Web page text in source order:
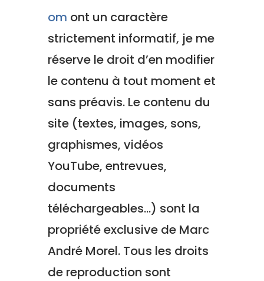
om ont un caractère
strictement informatif, je me
réserve le droit d’en modifier
le contenu à tout moment et
sans préavis. Le contenu du
site (textes, images, sons,
graphismes, vidéos
YouTube, entrevues,
documents
téléchargeables…) sont la
propriété exclusive de Marc
André Morel. Tous les droits
de reproduction sont